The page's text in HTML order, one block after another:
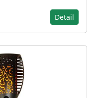
Detail